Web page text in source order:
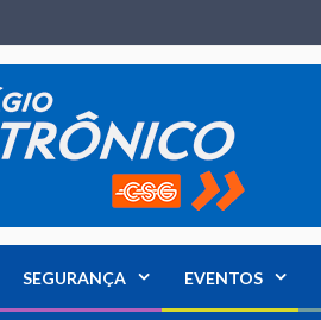
SEGURANÇA EVENTOS